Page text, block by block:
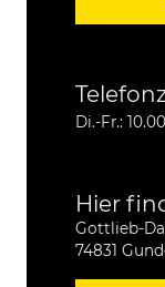
Di.-Fr.:
Hier
Gottlieb-
74831